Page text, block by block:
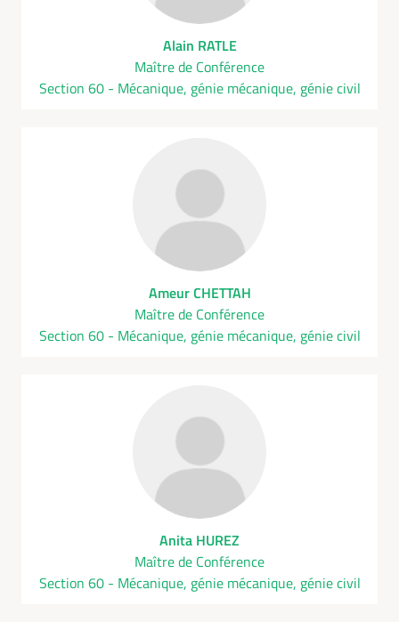
Alain RATLE
Maître de Conférence
Section 60 - Mécanique, génie mécanique, génie civil
Ameur CHETTAH
Maître de Conférence
Section 60 - Mécanique, génie mécanique, génie civil
Anita HUREZ
Maître de Conférence
Section 60 - Mécanique, génie mécanique, génie civil